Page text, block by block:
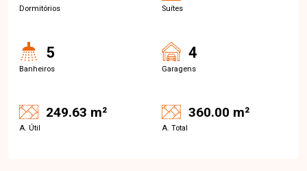
Dormitórios Suítes
5
Banheiros
4
Garagens
249.63 m²
A. Útil
360.00 m²
A. Total